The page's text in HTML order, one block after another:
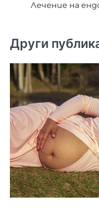
Лечение на
Други